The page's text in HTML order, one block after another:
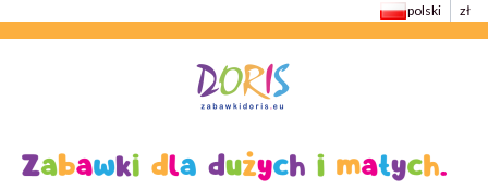
polski zł